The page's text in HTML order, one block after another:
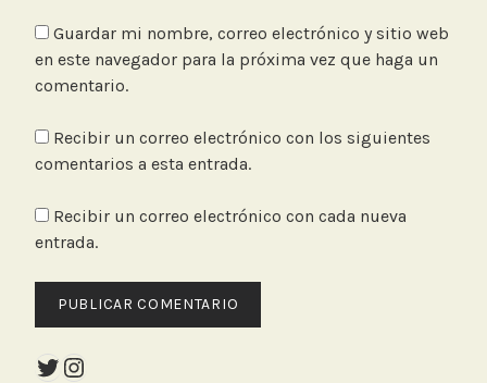
Guardar mi nombre, correo electrónico y sitio web
en este navegador para la próxima vez que haga un
comentario.
Recibir un correo electrónico con los siguientes
comentarios a esta entrada.
Recibir un correo electrónico con cada nueva
entrada.
Twitter
Instagram